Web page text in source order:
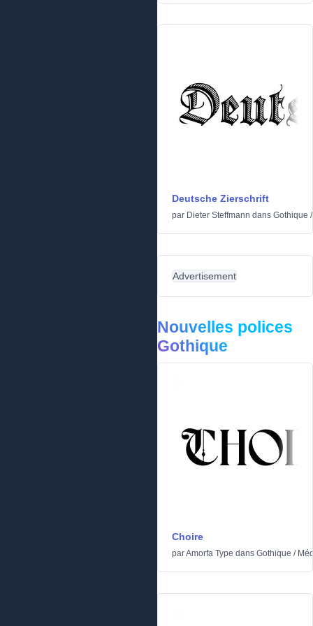
Deutsche Zierschrift
par Dieter Steffmann dans Gothique
Advertisement
Nouvelles polices
Gothique
Choire
parAmorfa Type dans Gothique /